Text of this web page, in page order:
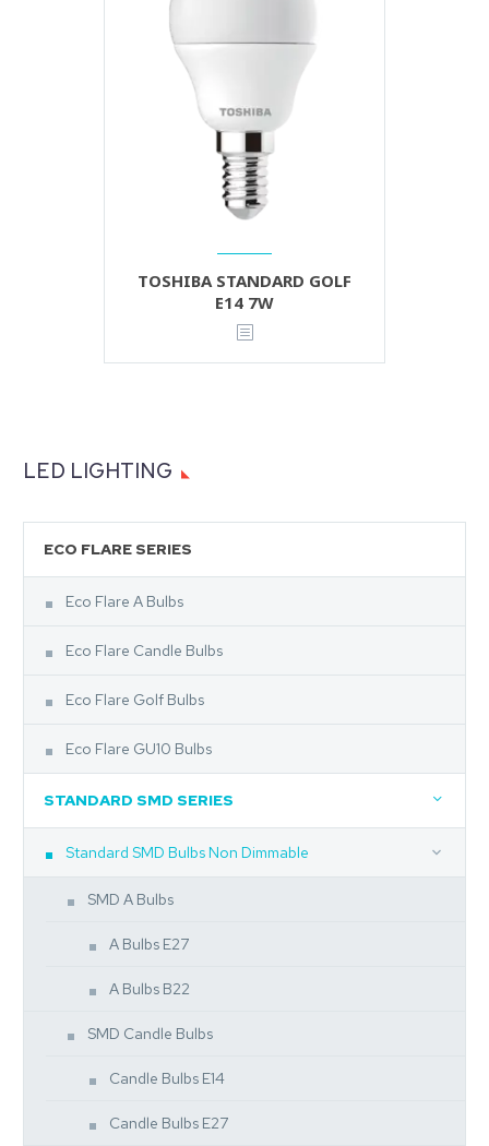
TOSHIBA STANDARD GOLF
E14 7W
LED LIGHTING
ECO FLARE SERIES
Eco Flare A Bulbs
Eco Flare Candle Bulbs
Eco Flare Golf Bulbs
Eco Flare GU10 Bulbs
STANDARD SMD SERIES
Standard SMD Bulbs Non Dimmable
SMD A Bulbs
A Bulbs E27
A Bulbs B22
SMD Candle Bulbs
Candle Bulbs E14
Candle Bulbs E27